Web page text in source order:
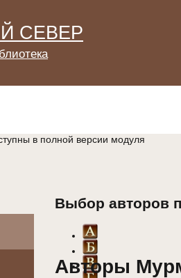
СЕВЕР
в полной версии модуля
Выбор авторов
Авторы